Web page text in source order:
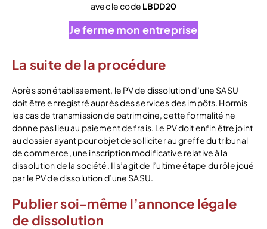
avec le code LBDD20
Je ferme mon entreprise
La suite de la procédure
Après son établissement, le PV de dissolution d’une SASU
doit être enregistré auprès des services des impôts. Hormis
les cas de transmission de patrimoine, cette formalité ne
donne pas lieu au paiement de frais. Le PV doit enfin être joint
au dossier ayant pour objet de solliciter au greffe du tribunal
de commerce, une inscription modificative relative à la
dissolution de la société. Il s’agit de l’ultime étape du rôle joué
par le PV de dissolution d’une SASU.
Publier soi-même l’annonce légale
de dissolution